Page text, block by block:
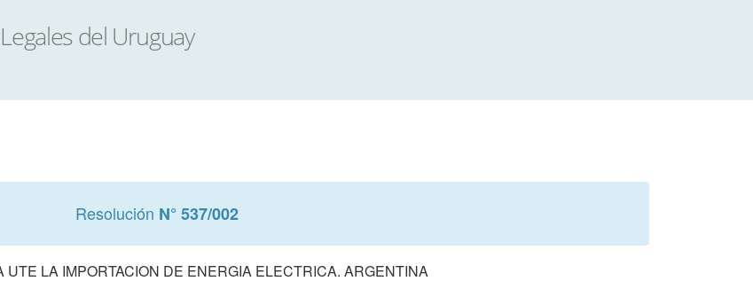
Resolución N° 537/002
UTE LA IMPORTACION DE ENERGIA ELECTRICA. ARGENTINA